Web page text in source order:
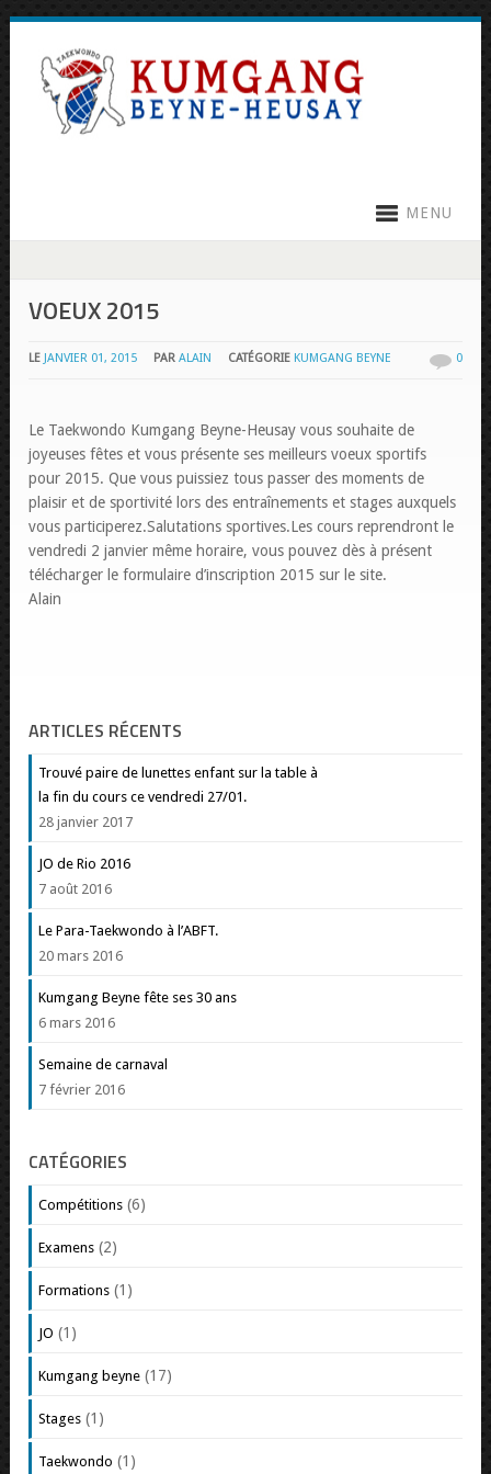
MENU
VOEUX 2015
LE JANVIER 01, 2015 PAR ALAIN CATÉGORIE KUMGANG BEYNE 0
Le Taekwondo Kumgang Beyne-Heusay vous souhaite de
joyeuses fêtes et vous présente ses meilleurs voeux sportifs
pour 2015. Que vous puissiez tous passer des moments de
plaisir et de sportivité lors des entraînements et stages auxquels
vous participerez.Salutations sportives.Les cours reprendront le
vendredi 2 janvier même horaire, vous pouvez dès à présent
télécharger le formulaire d’inscription 2015 sur le site.
Alain
ARTICLES RÉCENTS
Trouvé paire de lunettes enfant sur la table à
la fin du cours ce vendredi 27/01.
28 janvier 2017
JO de Rio 2016
7 août 2016
Le Para-Taekwondo à l’ABFT.
20 mars 2016
Kumgang Beyne fête ses 30 ans
6 mars 2016
Semaine de carnaval
7 février 2016
CATÉGORIES
Compétitions (6)
Examens (2)
Formations (1)
JO (1)
Kumgang beyne (17)
Stages (1)
Taekwondo (1)